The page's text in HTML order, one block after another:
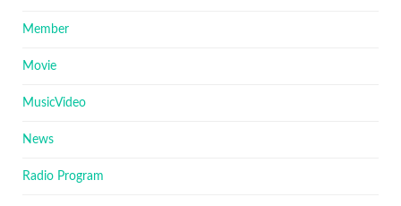
Member
Movie
MusicVideo
News
Radio Program